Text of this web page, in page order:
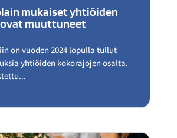
mukaiset yhtiöiden
muuttuneet
on vuoden 2024 lopulla tullut
yhtiöiden kokorajojen osalta.